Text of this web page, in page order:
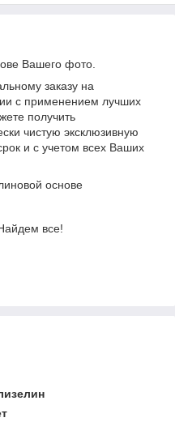
Вашего фото.
заказу на
с применением лучших
получить
чистую эксклюзивную
и с учетом всех Ваших
основе
все!